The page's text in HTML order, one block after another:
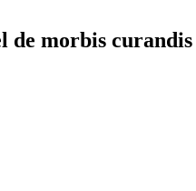
de morbis curandis